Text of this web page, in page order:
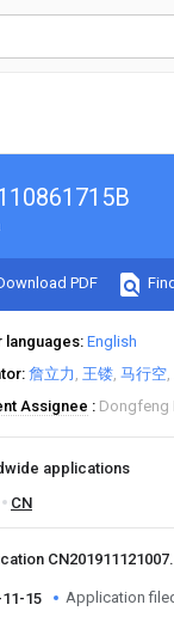
PDF
languages English
詹立力 王镂 马行空
Assignee
Dongfeng
applications
CN
15 Application